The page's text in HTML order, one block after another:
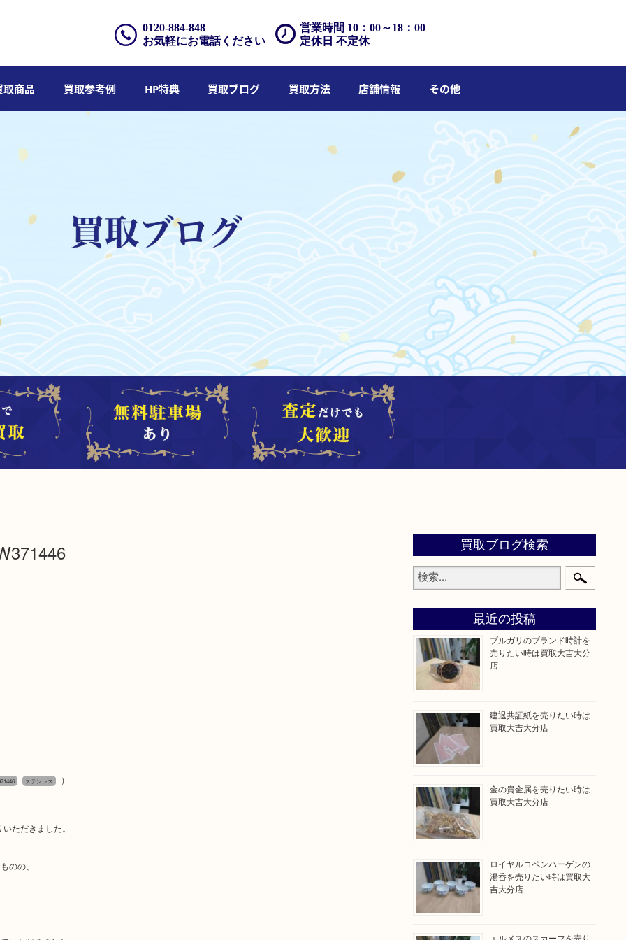
営業時間 10：00～18：00
定休日 不定休
0120-884-848
お気軽にお電話ください
取商品 買取参考例 HP特典 買取ブログ 買取方法 店舗情報 その他
ステンレス ）
ただきました。
のの、
買取ブログ検索
最近の投稿
ブルガリのブランド時計を
売りたい時は買取大吉大分
店
建退共証紙を売りたい時は
買取大吉大分店
金の貴金属を売りたい時は
買取大吉大分店
ロイヤルコペンハーゲンの
湯呑を売りたい時は買取大
吉大分店